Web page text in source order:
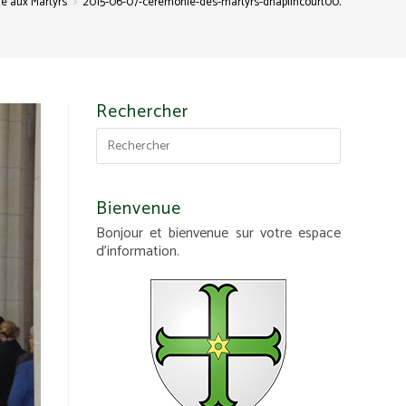
Rechercher
Bienvenue
Bonjour et bienvenue sur votre espace
d'information.